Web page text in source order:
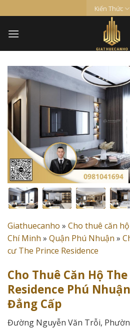
to
content
Kiến Thức
Giathuecanho » Cho thuê căn hộ
Chí Minh » Quận Phú Nhuận »
cư The Prince Residence
Cho Thuê Căn Hộ
Residence Phú
Đẳng Cấp
Đường Nguyễn Văn Trỗi,